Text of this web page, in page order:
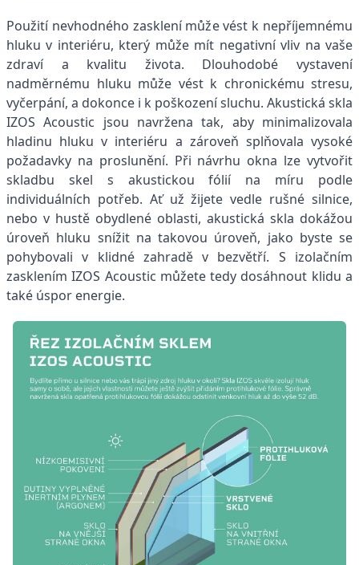
Použití nevhodného zasklení může vést k nepříjemnému
hluku v interiéru, který může mít negativní vliv na vaše
zdraví a kvalitu života. Dlouhodobé vystavení
nadměrnému hluku může vést k chronickému stresu,
vyčerpání, a dokonce i k poškození sluchu. Akustická skla
IZOS Acoustic jsou navržena tak, aby minimalizovala
hladinu hluku v interiéru a zároveň splňovala vysoké
požadavky na proslunění. Při návrhu okna lze vytvořit
skladbu skel s akustickou fólií na míru podle
individuálních potřeb. Ať už žijete vedle rušné silnice,
nebo v hustě obydlené oblasti, akustická skla dokážou
úroveň hluku snížit na takovou úroveň, jako byste se
pohybovali v klidné zahradě v bezvětří. S izolačním
zasklením IZOS Acoustic můžete tedy dosáhnout klidu a
také úspor energie.